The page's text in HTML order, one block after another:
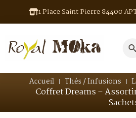
1 Place Saint Pierre 84400
for:
Accueil Thés / Infusions
Coffret Dreams –